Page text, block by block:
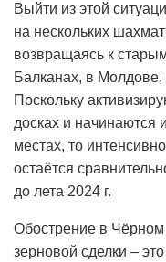
Выйти из этой
на нескольких
возвращаясь к
Балканах, в
Поскольку
досках и начинаются
местах, то
остаётся
до лета 2024 г.
Обострение в
зерновой сделки –